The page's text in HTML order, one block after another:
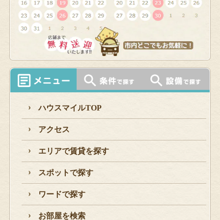
ハウスマイルTOP
アクセス
エリアで賃貸を探す
スポットで探す
ワードで探す
お部屋を検索